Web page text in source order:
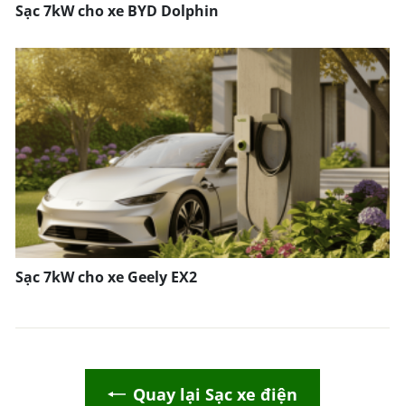
Sạc 7kW cho xe BYD Dolphin
Sạc 7kW cho xe Geely EX2
Quay lại Sạc xe điện